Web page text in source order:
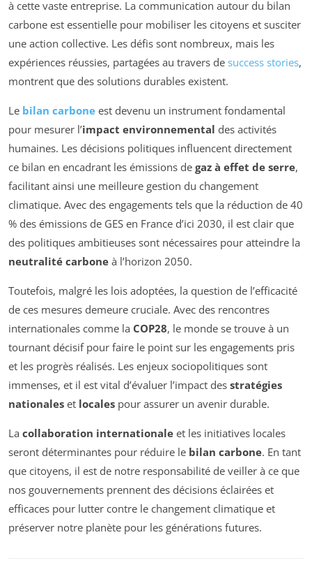
à cette vaste entreprise. La communication autour du bilan
carbone est essentielle pour mobiliser les citoyens et susciter
une action collective. Les défis sont nombreux, mais les
expériences réussies, partagées au travers de success stories,
montrent que des solutions durables existent.
Le bilan carbone est devenu un instrument fondamental
pour mesurer l’impact environnemental des activités
humaines. Les décisions politiques influencent directement
ce bilan en encadrant les émissions de gaz à effet de serre,
facilitant ainsi une meilleure gestion du changement
climatique. Avec des engagements tels que la réduction de 40
% des émissions de GES en France d’ici 2030, il est clair que
des politiques ambitieuses sont nécessaires pour atteindre la
neutralité carbone à l’horizon 2050.
Toutefois, malgré les lois adoptées, la question de l’efficacité
de ces mesures demeure cruciale. Avec des rencontres
internationales comme la COP28, le monde se trouve à un
tournant décisif pour faire le point sur les engagements pris
et les progrès réalisés. Les enjeux sociopolitiques sont
immenses, et il est vital d’évaluer l’impact des stratégies
nationales et locales pour assurer un avenir durable.
La collaboration internationale et les initiatives locales
seront déterminantes pour réduire le bilan carbone. En tant
que citoyens, il est de notre responsabilité de veiller à ce que
nos gouvernements prennent des décisions éclairées et
efficaces pour lutter contre le changement climatique et
préserver notre planète pour les générations futures.